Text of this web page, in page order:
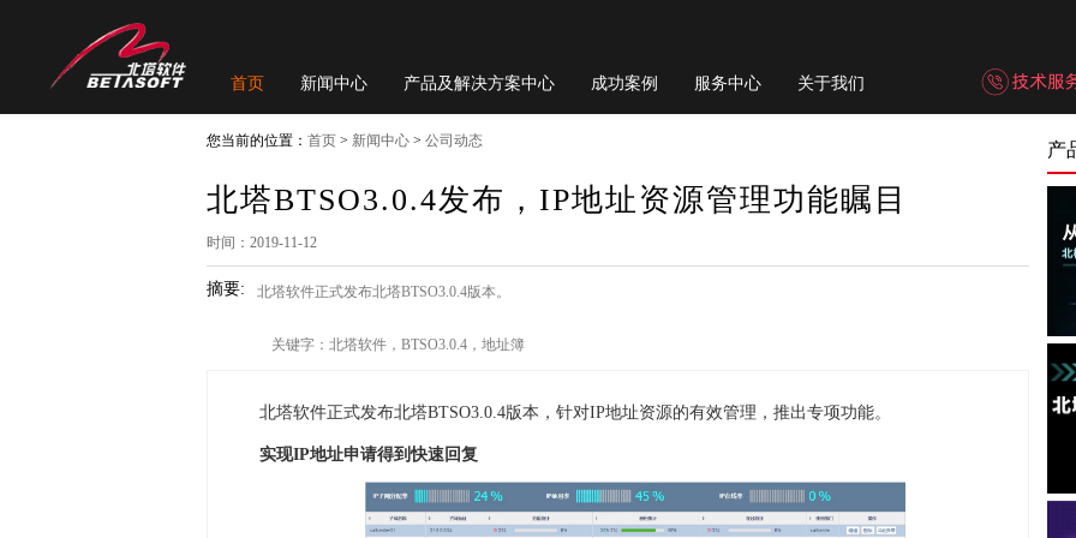
首页 新闻中心 产品及解决方案中心 成功案例 服务中心 关于我们
您当前的位置： 首页 > 新闻中心 > 公司动态
北塔BTSO3.0.4发布，IP地址资源管理功能瞩目
时间：2019-11-12
摘要: 北塔软件正式发布北塔BTSO3.0.4版本。
关键字：北塔软件，BTSO3.0.4，地址簿
北塔软件正式发布北塔BTSO3.0.4版本，针对IP地址资源的有效管理，推出专项功能。
实现IP地址申请得到快速回复
产